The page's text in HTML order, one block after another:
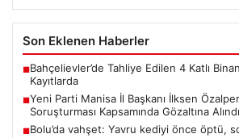
Son Eklenen Haberler
■Bahçelievler’de Tahliye Edilen 4 Katlı
Kayıtlarda
■Yeni Parti Manisa İl Başkanı İlksen
Soruşturması Kapsamında Gözaltına Alındı
■Bolu’da vahşet: Yavru kediyi önce öptü,